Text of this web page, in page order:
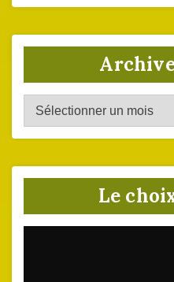
site
Archives
du
site
Le